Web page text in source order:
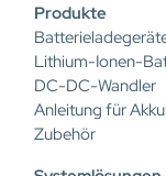
Produkte
Lithium-Ionen-
DC-DC-Wandler
Anleitung für
Zubehör